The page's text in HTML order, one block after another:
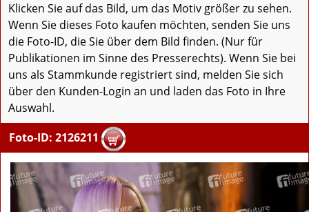
Klicken Sie auf das Bild, um das Motiv größer zu sehen.
Wenn Sie dieses Foto kaufen möchten, senden Sie uns
die Foto-ID, die Sie über dem Bild finden. (Nur für
Publikationen im Sinne des Presserechts). Wenn Sie bei
uns als Stammkunde registriert sind, melden Sie sich
über den Kunden-Login an und laden das Foto in Ihre
Auswahl.
Foto-ID: 2126211